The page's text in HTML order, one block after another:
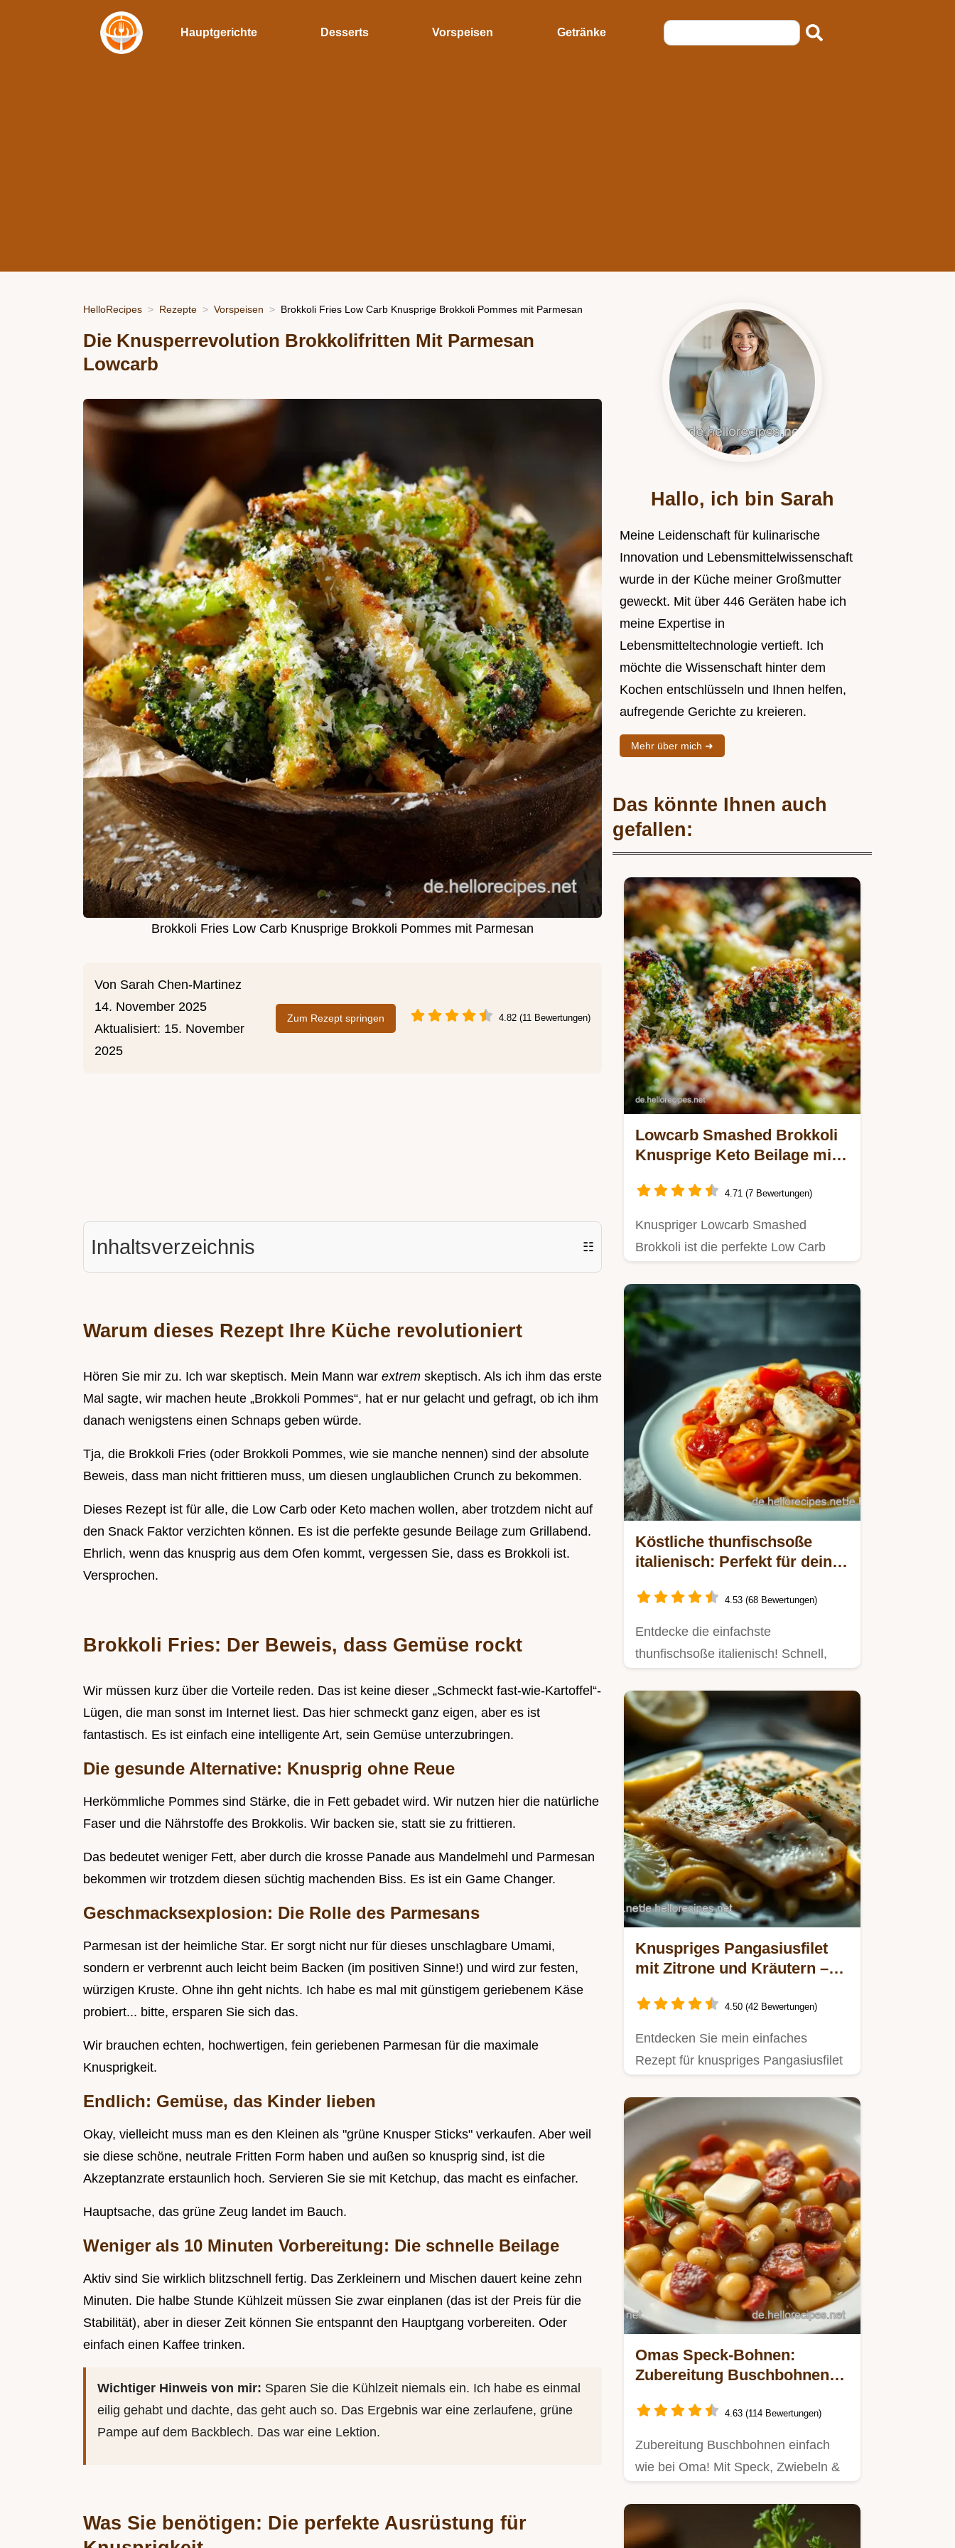
Hauptgerichte Desserts Vorspeisen Getränke
HelloRecipes Rezepte Vorspeisen Brokkoli Fries Low Carb Knusprige Brokkoli Pommes mit Parmesan
Die Knusperrevolution Brokkolifritten Mit Parmesan
Lowcarb
Brokkoli Fries Low Carb Knusprige Brokkoli Pommes mit Parmesan
Von Sarah Chen-Martinez
14. November 2025
Aktualisiert: 15. November
2025
Zum Rezept springen 4.82 (11 Bewertungen)
Inhaltsverzeichnis ☷
Warum dieses Rezept Ihre Küche revolutioniert
Hören Sie mir zu. Ich war skeptisch. Mein Mann war extrem skeptisch. Als ich ihm das erste
Mal sagte, wir machen heute „Brokkoli Pommes“, hat er nur gelacht und gefragt, ob ich ihm
danach wenigstens einen Schnaps geben würde.
Tja, die Brokkoli Fries (oder Brokkoli Pommes, wie sie manche nennen) sind der absolute
Beweis, dass man nicht frittieren muss, um diesen unglaublichen Crunch zu bekommen.
Dieses Rezept ist für alle, die Low Carb oder Keto machen wollen, aber trotzdem nicht auf
den Snack Faktor verzichten können. Es ist die perfekte gesunde Beilage zum Grillabend.
Ehrlich, wenn das knusprig aus dem Ofen kommt, vergessen Sie, dass es Brokkoli ist.
Versprochen.
Brokkoli Fries: Der Beweis, dass Gemüse rockt
Wir müssen kurz über die Vorteile reden. Das ist keine dieser „Schmeckt fast-wie-Kartoffel“-
Lügen, die man sonst im Internet liest. Das hier schmeckt ganz eigen, aber es ist
fantastisch. Es ist einfach eine intelligente Art, sein Gemüse unterzubringen.
Die gesunde Alternative: Knusprig ohne Reue
Herkömmliche Pommes sind Stärke, die in Fett gebadet wird. Wir nutzen hier die natürliche
Faser und die Nährstoffe des Brokkolis. Wir backen sie, statt sie zu frittieren.
Das bedeutet weniger Fett, aber durch die krosse Panade aus Mandelmehl und Parmesan
bekommen wir trotzdem diesen süchtig machenden Biss. Es ist ein Game Changer.
Geschmacksexplosion: Die Rolle des Parmesans
Parmesan ist der heimliche Star. Er sorgt nicht nur für dieses unschlagbare Umami,
sondern er verbrennt auch leicht beim Backen (im positiven Sinne!) und wird zur festen,
würzigen Kruste. Ohne ihn geht nichts. Ich habe es mal mit günstigem geriebenem Käse
probiert... bitte, ersparen Sie sich das.
Wir brauchen echten, hochwertigen, fein geriebenen Parmesan für die maximale
Knusprigkeit.
Endlich: Gemüse, das Kinder lieben
Okay, vielleicht muss man es den Kleinen als "grüne Knusper Sticks" verkaufen. Aber weil
sie diese schöne, neutrale Fritten Form haben und außen so knusprig sind, ist die
Akzeptanzrate erstaunlich hoch. Servieren Sie sie mit Ketchup, das macht es einfacher.
Hauptsache, das grüne Zeug landet im Bauch.
Weniger als 10 Minuten Vorbereitung: Die schnelle Beilage
Aktiv sind Sie wirklich blitzschnell fertig. Das Zerkleinern und Mischen dauert keine zehn
Minuten. Die halbe Stunde Kühlzeit müssen Sie zwar einplanen (das ist der Preis für die
Stabilität), aber in dieser Zeit können Sie entspannt den Hauptgang vorbereiten. Oder
einfach einen Kaffee trinken.
Wichtiger Hinweis von mir: Sparen Sie die Kühlzeit niemals ein. Ich habe es einmal
eilig gehabt und dachte, das geht auch so. Das Ergebnis war eine zerlaufene, grüne
Pampe auf dem Backblech. Das war eine Lektion.
Was Sie benötigen: Die perfekte Ausrüstung für
Hallo, ich bin Sarah
Meine Leidenschaft für kulinarische
Innovation und Lebensmittelwissenschaft
wurde in der Küche meiner Großmutter
geweckt. Mit über 446 Geräten habe ich
meine Expertise in
Lebensmitteltechnologie vertieft. Ich
möchte die Wissenschaft hinter dem
Kochen entschlüsseln und Ihnen helfen,
aufregende Gerichte zu kreieren.
Mehr über mich ➜
Das könnte Ihnen auch
gefallen:
Lowcarb Smashed Brokkoli
Knusprige Keto Beilage mit
4.71 (7 Bewertungen)
Knuspriger Lowcarb Smashed
Brokkoli ist die perfekte Low Carb
matschiges…
Köstliche thunfischsoße
italienisch: Perfekt für deine
4.53 (68 Bewertungen)
Entdecke die einfachste
thunfischsoße italienisch! Schnell,
Carb…
Knuspriges Pangasiusfilet
mit Zitrone und Kräutern –
4.50 (42 Bewertungen)
Entdecken Sie mein einfaches
Rezept für knuspriges Pangasiusfilet
Omas Speck-Bohnen:
Zubereitung Buschbohnen
4.63 (114 Bewertungen)
Zubereitung Buschbohnen einfach
wie bei Oma! Mit Speck, Zwiebeln &